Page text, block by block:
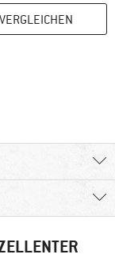
VERGLEICHEN
hier! Öffnet